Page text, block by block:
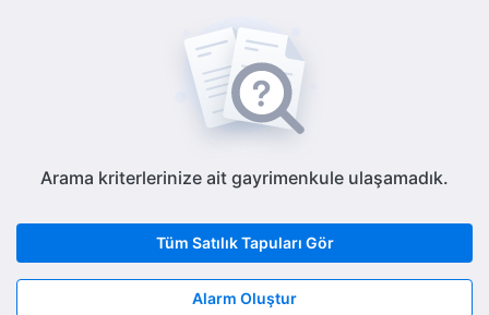
Arama kriterlerinize ait gayrimenkule ulaşamadık.
Tüm Satılık Tapuları Gör
Alarm Oluştur